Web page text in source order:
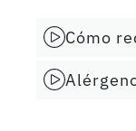
Cómo